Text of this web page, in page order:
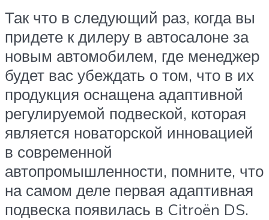
Так что в следующий раз, когда вы
придете к дилеру в автосалоне за
новым автомобилем, где менеджер
будет вас убеждать о том, что в их
продукция оснащена адаптивной
регулируемой подвеской, которая
является новаторской инновацией
в современной
автопромышленности, помните, что
на самом деле первая адаптивная
подвеска появилась в Citroën DS.